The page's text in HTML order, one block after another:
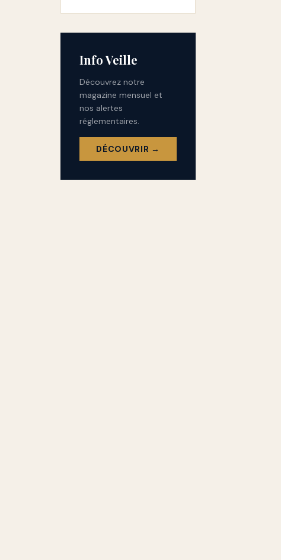
Info Veille
Découvrez notre
magazine mensuel et
nos alertes
réglementaires.
DÉCOUVRIR →